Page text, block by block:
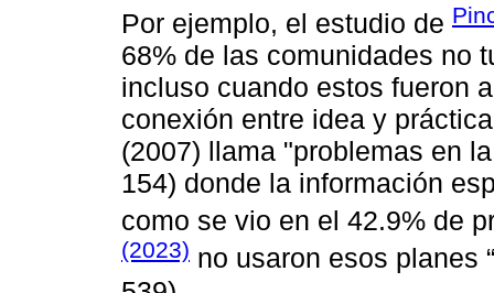
Por ejemplo, el estudio de
68% de las comunidades no
incluso͏ cuando estos fueron
conexión entre idea͏ y
(200͏7) llama "problemas͏ en
154͏) donde la información
como se vio en el 42.9% de
(2023) no usaron esos planes